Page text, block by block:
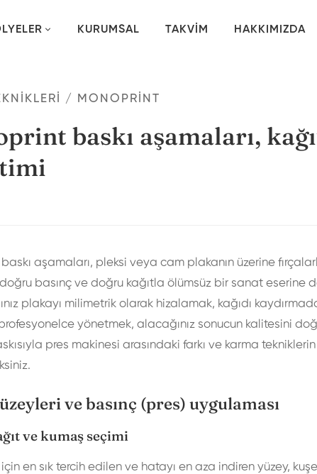
KURUMSAL TAKVIM HAKKIMIZDA
/ MONOPRINT
baskı aşamaları,
aşamaları, pleksi veya cam plakanın üzerine
doğru basınç ve doğru kağıtla ölümsüz bir sanat eserine
plakayı milimetrik olarak hizalamak, kağıdı
yönetmek, alacağınız sonucun kalitesini
pres makinesi arasındaki farkı ve karma tekniklerin
ve basınç (pres) uygulaması
ve kumaş seçimi
en sık tercih edilen ve hatayı en aza indiren yüzey,